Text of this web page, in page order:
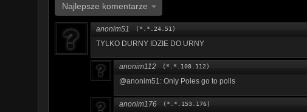
Najlepsze komentarze
anonim51 (*.*.24.51)
TYLKO DURNY IDZIE DO URNY
anonim112 (*.*.108.112)
@anonim51: Only Poles go to polls
anonim176 (*.*.153.176)